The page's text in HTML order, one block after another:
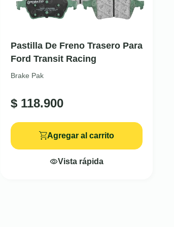
Pastilla De Freno Trasero Para
Ford Transit Racing
Brake Pak
$ 118.900
Agregar al carrito
Vista rápida